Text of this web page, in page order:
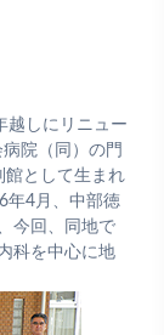
越しにリニュー
院（同）の門
館として生まれ
年4月、中部徳
今回、同地で
科を中心に地